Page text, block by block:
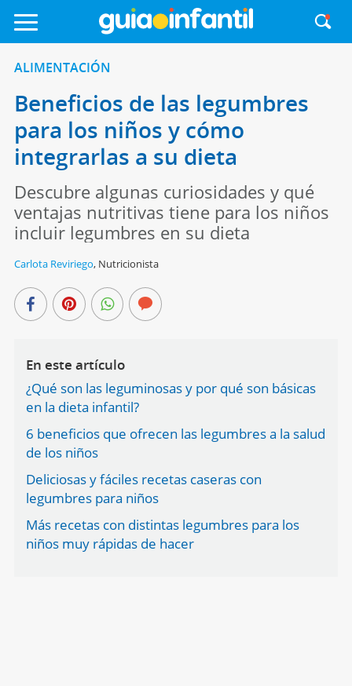
ALIMENTACIÓN
Beneficios de las legumbres
para los niños y cómo
integrarlas a su dieta
Descubre algunas curiosidades y qué
ventajas nutritivas tiene para los niños
incluir legumbres en su dieta
Carlota Reviriego, Nutricionista
En este artículo
¿Qué son las leguminosas y por qué son básicas
en la dieta infantil?
6 beneficios que ofrecen las legumbres a la salud
de los niños
Deliciosas y fáciles recetas caseras con
legumbres para niños
Más recetas con distintas legumbres para los
niños muy rápidas de hacer